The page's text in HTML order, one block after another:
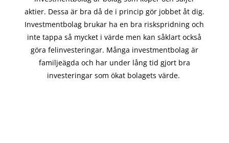
aktier. Dessa är bra då de i princip görjobbet åt dig.
Investmentbolag brukar ha en bra riskspridning och
inte tappa så mycket i värde men kan såklart också
göra felinvesteringar. Många investmentbolag är
familjeägda och har under lång tid gjort bra
investeringar som ökat bolagets värde.